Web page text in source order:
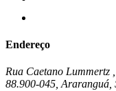
Endereço
Rua Caetano Lummertz
88.900-045, Araranguá,